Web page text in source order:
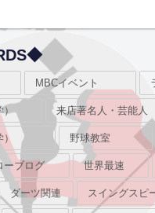
MBCイベント
） 来店著名人・芸能人
野球教室
ーブログ 世界最速
ダーツ関連 スイングスピ